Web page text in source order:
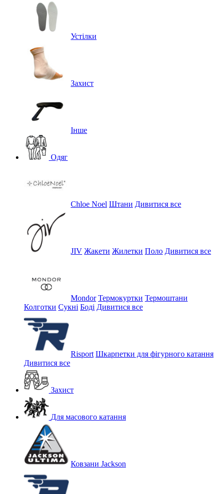
Устілки
Захист
Інше
Одяг
Chloe Noel Штани Дивитися все
JIV Жакети Жилетки Поло Дивитися все
Mondor Термокуртки Термоштани
Колготки Сукні Боді Дивитися все
Risport Шкарпетки для фігурного катання
Дивитися все
Захист
Для масового катання
Ковзани Jackson